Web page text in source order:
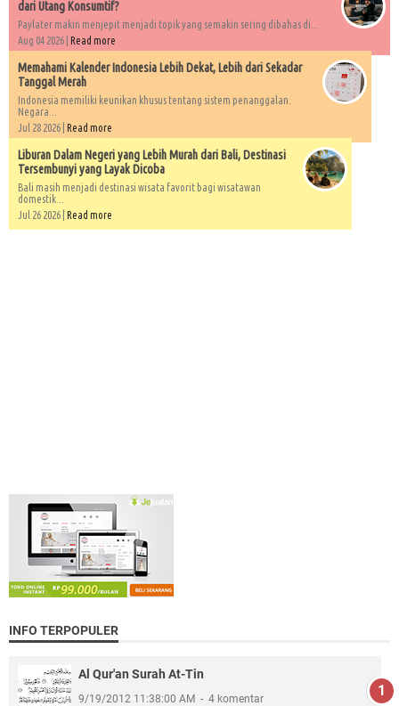
dari Utang Konsumtif?
Paylater makin menjepit menjadi topik yang semakin sering dibahas di...
Aug 04 2026 | Read more
Memahami Kalender Indonesia Lebih Dekat, Lebih dari Sekadar
Tanggal Merah
Indonesia memiliki keunikan khusus tentang sistem penanggalan.
Negara...
Jul 28 2026 | Read more
Liburan Dalam Negeri yang Lebih Murah dari Bali, Destinasi
Tersembunyi yang Layak Dicoba
Bali masih menjadi destinasi wisata favorit bagi wisatawan
domestik...
Jul 26 2026 | Read more
INFO TERPOPULER
Al Qur'an Surah At-Tin
9/19/2012 11:38:00 AM 4 komentar